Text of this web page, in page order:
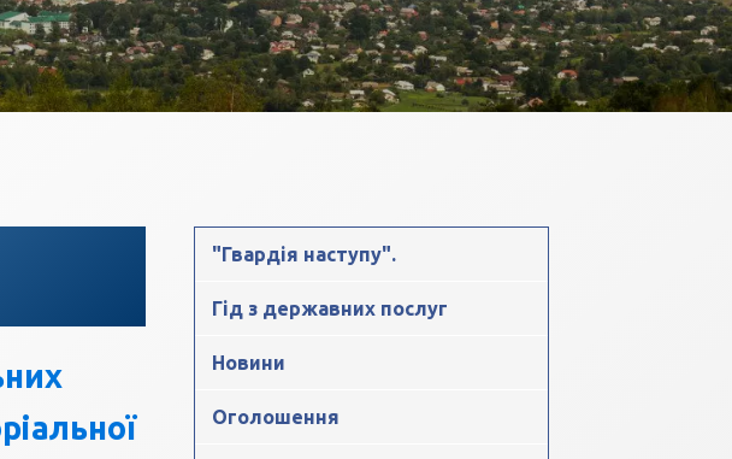
"Гвардія наступу".
Гід з державних послуг
Новини
Оголошення